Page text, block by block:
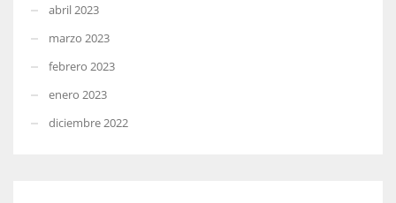
abril 2023
marzo 2023
febrero 2023
enero 2023
diciembre 2022